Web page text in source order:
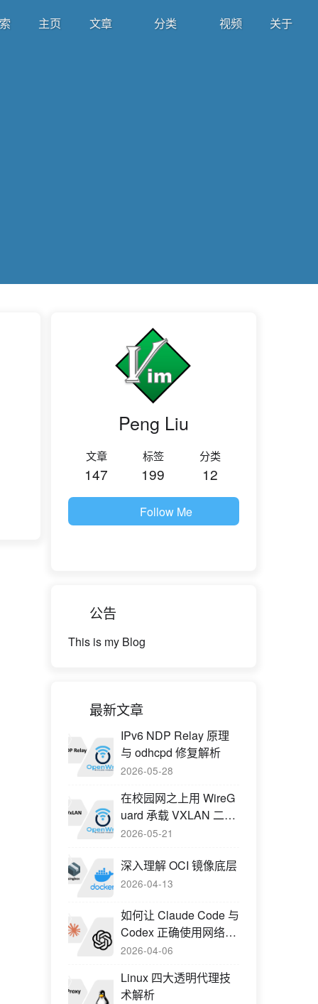
主页 文章 分类 视频 关于
Peng Liu
文章
147
标签
199
分类
12
Follow Me
公告
This is my Blog
最新文章
IPv6 NDP Relay 原理
与 odhcpd 修复解析
2026-05-28
在校园网之上用 WireG
uard 承载 VXLAN 二层
网络
2026-05-21
深入理解 OCI 镜像底层
2026-04-13
如何让 Claude Code 与
Codex 正确使用网络代
理
2026-04-06
Linux 四大透明代理技
术解析